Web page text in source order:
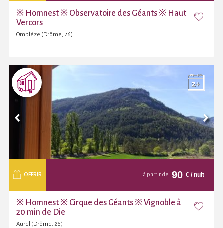
※ Homnest ※ Observatoire des Géants ※ Haut
Vercors
Omblèze (Drôme, 26)
OFFRIR à partir de 90 € / nuit
※ Homnest ※ Cirque des Géants ※ Vignoble à
20 min de Die
Aurel (Drôme, 26)